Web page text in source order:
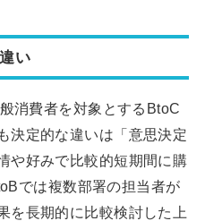
い
消費者を対象とするBtoC
決定的な違いは「意思決定
や好みで比較的短期間に購
では複数部署の担当者が
を長期的に比較検討した上